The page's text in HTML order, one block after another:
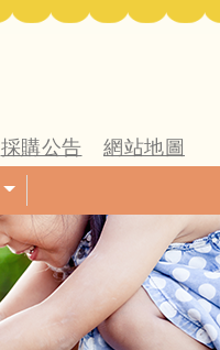
採購公告
網站地圖